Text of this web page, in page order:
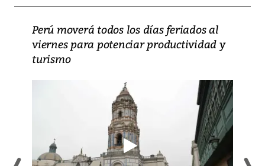
Perú moverá todos los días feriados al
viernes para potenciar productividad y
turismo